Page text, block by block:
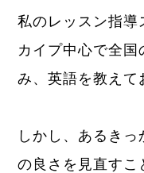
私のレッスン指導
カイプ中心で全
み、英語を教えて
しかし、あるき
の良さを見直すこ